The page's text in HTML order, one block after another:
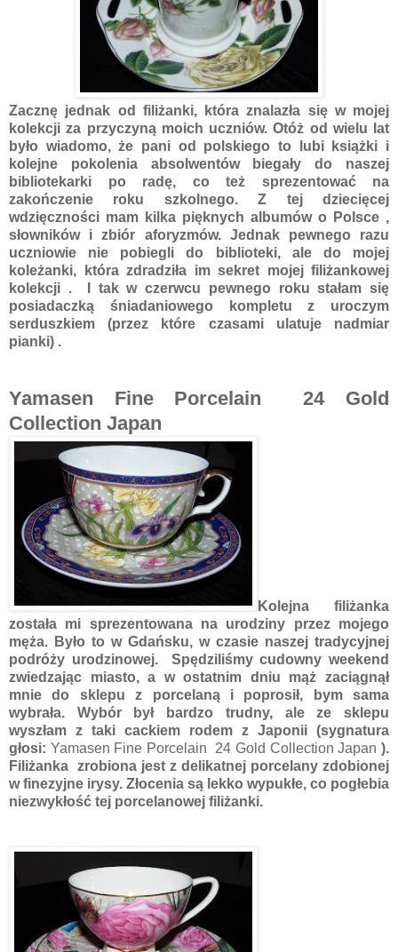
Zacznę jednak od filiżanki, która znalazła się w mojej
kolekcji za przyczyną moich uczniów. Otóż od wielu lat
było wiadomo, że pani od polskiego to lubi książki i
kolejne pokolenia absolwentów biegały do naszej
bibliotekarki po radę, co też sprezentować na
zakończenie roku szkolnego. Z tej dziecięcej
wdzięczności mam kilka pięknych albumów o Polsce ,
słowników i zbiór aforyzmów. Jednak pewnego razu
uczniowie nie pobiegli do biblioteki, ale do mojej
koleżanki, która zdradziła im sekret mojej filiżankowej
kolekcji . I tak w czerwcu pewnego roku stałam się
posiadaczką śniadaniowego kompletu z uroczym
serduszkiem (przez które czasami ulatuje nadmiar
pianki) .
Yamasen Fine Porcelain 24 Gold
Collection Japan
Kolejna filiżanka
została mi sprezentowana na urodziny przez mojego
męża. Było to w Gdańsku, w czasie naszej tradycyjnej
podróży urodzinowej. Spędziliśmy cudowny weekend
zwiedzając miasto, a w ostatnim dniu mąż zaciągnął
mnie do sklepu z porcelaną i poprosił, bym sama
wybrała. Wybór był bardzo trudny, ale ze sklepu
wyszłam z taki cackiem rodem z Japonii (sygnatura
głosi: Yamasen Fine Porcelain 24 Gold Collection Japan ).
Filiżanka zrobiona jest z delikatnej porcelany zdobionej
w finezyjne irysy. Złocenia są lekko wypukłe, co pogłebia
niezwykłość tej porcelanowej filiżanki.